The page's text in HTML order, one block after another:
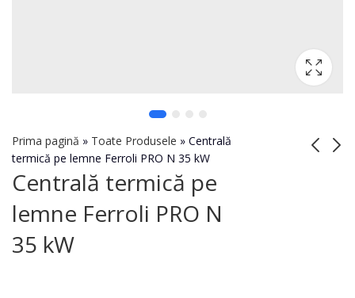
Prima pagină » Toate Produsele » Centrală
termică pe lemne Ferroli PRO N 35 kW
Centrală termică pe
lemne Ferroli PRO N
35 kW